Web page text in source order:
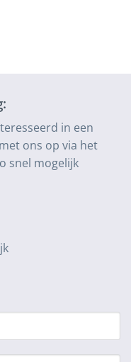
in een
ons op via het
snel mogelijk